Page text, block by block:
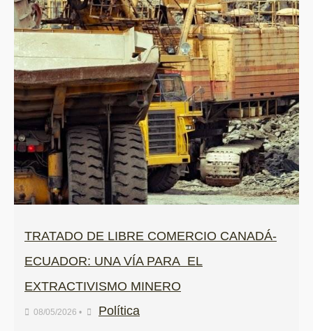
TRATADO DE LIBRE COMERCIO CANADÁ-
ECUADOR: UNA VÍA PARA EL
EXTRACTIVISMO MINERO
08/05/2026 • Política